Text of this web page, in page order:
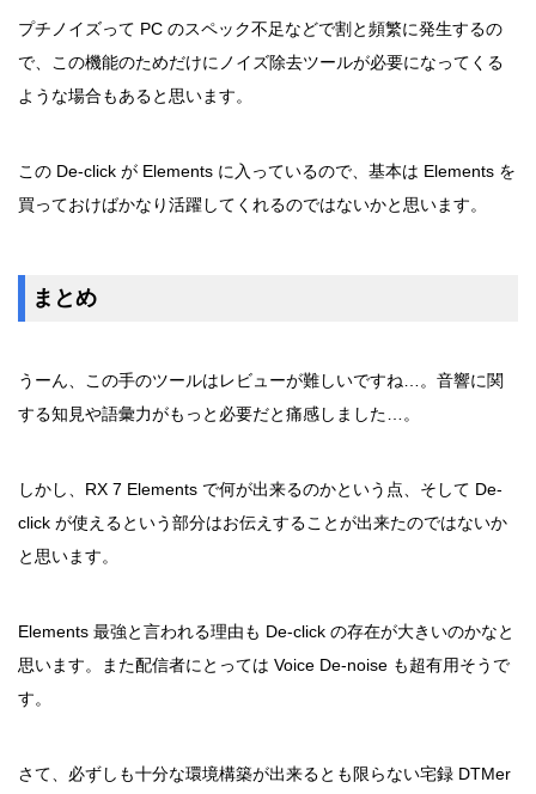
プチノイズって PC のスペック不足などで割と頻繁に発生するの
で、この機能のためだけにノイズ除去ツールが必要になってくる
ような場合もあると思います。
この De-click が Elements に入っているので、基本は Elements を
買っておけばかなり活躍してくれるのではないかと思います。
まとめ
うーん、この手のツールはレビューが難しいですね…。音響に関
する知見や語彙力がもっと必要だと痛感しました…。
しかし、RX 7 Elements で何が出来るのかという点、そして De-
click が使えるという部分はお伝えすることが出来たのではないか
と思います。
Elements 最強と言われる理由も De-click の存在が大きいのかなと
思います。また配信者にとっては Voice De-noise も超有用そうで
す。
さて、必ずしも十分な環境構築が出来るとも限らない宅録 DTMer